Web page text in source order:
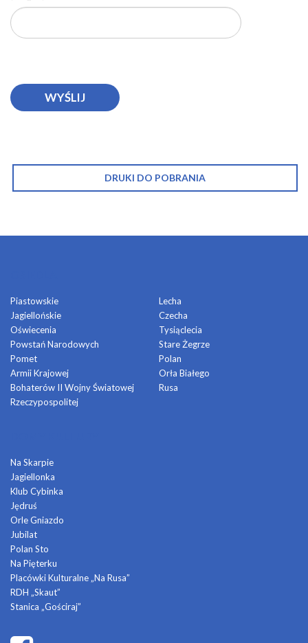
DRUKI DO POBRANIA
Piastowskie
Jagiellońskie
Oświecenia
Powstań Narodowych
Pomet
Armii Krajowej
Bohaterów II Wojny Światowej
Rzeczypospolitej
Lecha
Czecha
Tysiąclecia
Stare Żegrze
Polan
Orła Białego
Rusa
Na Skarpie
Jagiellonka
Klub Cybinka
Jędruś
Orle Gniazdo
Jubilat
Polan Sto
Na Pięterku
Placówki Kulturalne „Na Rusa”
RDH „Skaut”
Stanica „Gościraj”